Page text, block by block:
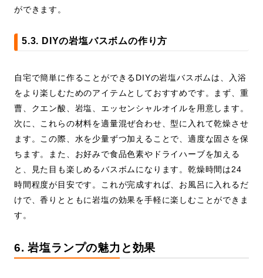
ができます。
5.3. DIYの岩塩バスボムの作り方
自宅で簡単に作ることができるDIYの岩塩バスボムは、入浴
をより楽しむためのアイテムとしておすすめです。まず、重
曹、クエン酸、岩塩、エッセンシャルオイルを用意します。
次に、これらの材料を適量混ぜ合わせ、型に入れて乾燥させ
ます。この際、水を少量ずつ加えることで、適度な固さを保
ちます。また、お好みで食品色素やドライハーブを加える
と、見た目も楽しめるバスボムになります。乾燥時間は24
時間程度が目安です。これが完成すれば、お風呂に入れるだ
けで、香りとともに岩塩の効果を手軽に楽しむことができま
す。
6. 岩塩ランプの魅力と効果